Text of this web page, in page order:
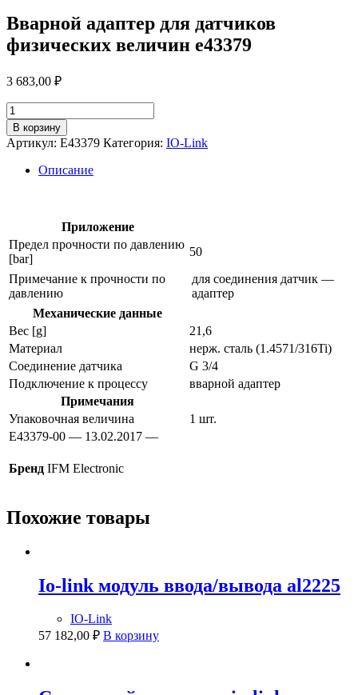
Вварной адаптер для датчиков
физических величин e43379
3 683,00 ₽
Количество
товара
Вварной
адаптер
датчиков
В корзину
Артикул: E43379 Категория: IO-Link
Описание
Приложение
Предел прочности по давлению
[bar]
50
Примечание к прочности по
давлению
для соединения датчик —
адаптер
Механические данные
Вес [g]
21,6
Материал
нерж. сталь (1.4571/316Ti)
Соединение датчика
G 3/4
Подключение к процессу
вварной адаптер
Примечания
Упаковочная величина
1 шт.
E43379-00 — 13.02.2017 —
Бренд IFM Electronic
Похожие товары
Io-link модуль ввода/вывода al2225
IO-Link
57 182,00 ₽ В корзину